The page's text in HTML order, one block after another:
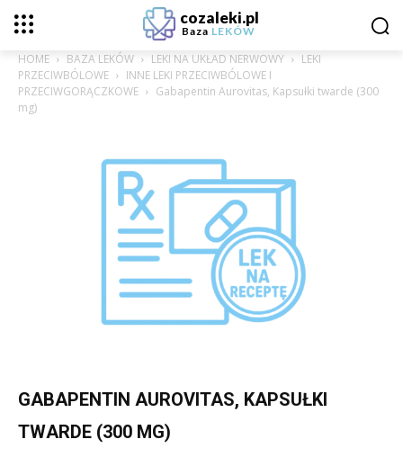
cozaleki.pl
Baza LEKÓW
HOME BAZA LEKÓW LEKI NA UKŁAD NERWOWY
LEKI
PRZECIWBÓLOWE
INNE LEKI PRZECIWBÓLOWE I
PRZECIWGORĄCZKOWE
Gabapentin Aurovitas, Kapsułki twarde (300
mg)
GABAPENTIN AUROVITAS, KAPSUŁKI
TWARDE (300 MG)